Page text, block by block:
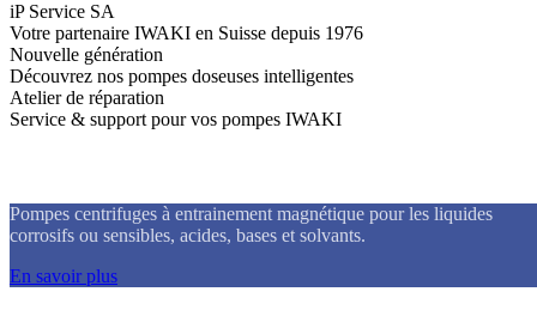
iP Service SA
Votre partenaire IWAKI en Suisse depuis 1976
Nouvelle génération
Découvrez nos pompes doseuses intelligentes
Atelier de réparation
Service & support pour vos pompes IWAKI
Pompes centrifuges à entrainement magnétique pour les liquides
corrosifs ou sensibles, acides, bases et solvants.
En savoir plus